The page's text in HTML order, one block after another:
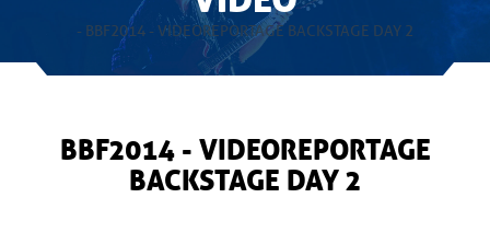
- BBF2014 - VIDEOREPORTAGE BACKSTAGE DAY 2
BBF2014 - VIDEOREPORTAGE
BACKSTAGE DAY 2